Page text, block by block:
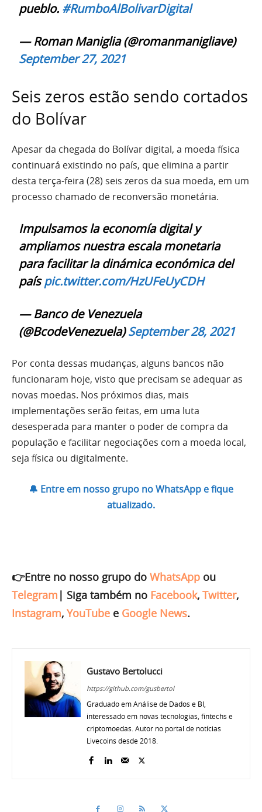
pueblo. #RumboAlBolivarDigital
— Roman Maniglia (@romanmanigliave)
September 27, 2021
Seis zeros estão sendo cortados
do Bolívar
Apesar da chegada do Bolívar digital, a moeda física
continuará existindo no país, que elimina a partir
desta terça-feira (28) seis zeros da sua moeda, em um
processo chamado de reconversão monetária.
Impulsamos la economía digital y
ampliamos nuestra escala monetaria
para facilitar la dinámica económica del
paíspic.twitter.com/HzUFeUyCDH
— Banco de Venezuela
(@BcodeVenezuela)September 28, 2021
Por conta dessas mudanças, alguns bancos não
funcionaram hoje, visto que precisam se adequar as
novas moedas. Nos próximos dias, mais
implementações serão feitas, em uma luta
desesperada para manter o poder de compra da
população e facilitar negociações com a moeda local,
seja física ou digitalmente.
🔔 Entre em nosso grupo no WhatsApp e fique
atualizado.
👉Entre no nosso grupo do WhatsApp ou
Telegram | Siga também no Facebook, Twitter,
Instagram, YouTube e Google News.
Gustavo Bertolucci
https://github.com/gusbertol
Graduado em Análise de Dados e BI,
interessado em novas tecnologias, fintechs e
criptomoedas. Autor no portal de notícias
Livecoins desde 2018.